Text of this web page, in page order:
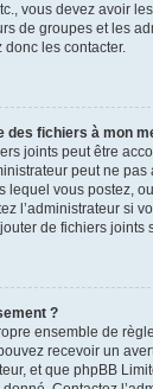
vous devez avoir
de groupes et les
donc les contacter.
des fichiers à mon
joints peut être
peut ne pas
lequel vous postez,
l’administrateur si
de fichiers joints
?
ensemble de
recevoir un
et que phpBB